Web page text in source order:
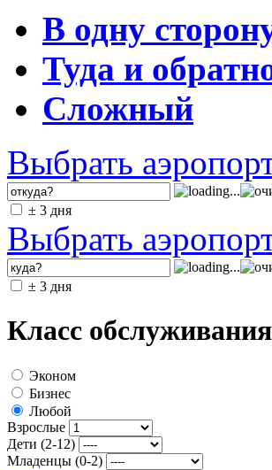
В одну
Туда и
Сложный
Выбрать
± 3 дня
Выбрать
± 3 дня
Класс
Эконом
Бизнес
Любой
Взрослые
Дети (2-12)
Младенцы (0-2)